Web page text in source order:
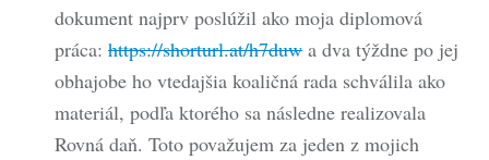
dokument najprv poslúžil ako moja diplomová
práca: https://shorturl.at/h7duw a dva týždne po jej
obhajobe ho vtedajšia koaličná rada schválila ako
materiál, podľa ktorého sa následne realizovala
Rovná daň. Toto považujem za jeden z mojich